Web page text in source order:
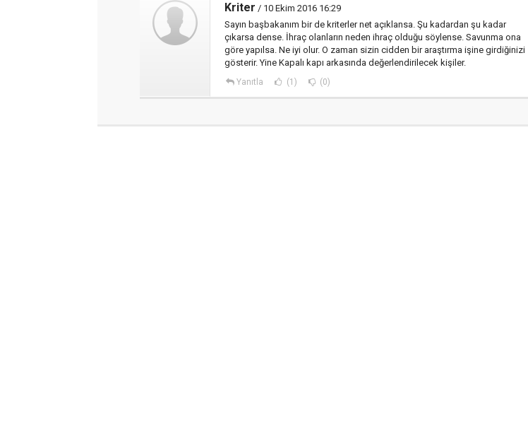
Kriter / 10 Ekim 2016 16:29
Sayın başbakanım bir de kriterler net açıklansa. Şu kadardan şu kadar
çıkarsa dense. İhraç olanların neden ihraç olduğu söylense. Savunma ona
göre yapılsa. Ne iyi olur. O zaman sizin cidden bir araştırma işine girdiğinizi
gösterir. Yine Kapalı kapı arkasında değerlendirilecek kişiler.
Yanıtla (1) (0)